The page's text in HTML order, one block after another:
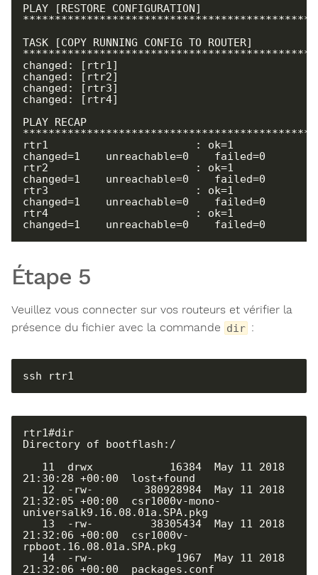
PLAY [RESTORE CONFIGURATION]
TASK [COPY RUNNING CONFIG TO ROUTER]
changed: [rtr1]
changed: [rtr2]
changed: [rtr3]
changed: [rtr4]
PLAY RECAP
rtr1                       : ok=1
changed=1    unreachable=0    failed=0
rtr2                       : ok=1
changed=1    unreachable=0    failed=0
rtr3                       : ok=1
changed=1    unreachable=0    failed=0
rtr4                       : ok=1
changed=1    unreachable=0    failed=0
Étape 5
Veuillez vous connecter sur vos routeurs et vérifier la
présence du fichier avec la commande dir :
ssh rtr1
rtr1#dir
Directory of bootflash:/
21:30:28 +00:00  lost+found
21:32:05 +00:00  csr1000v-mono-
universalk9.16.08.01a.SPA.pkg
21:32:06 +00:00  csr1000v-
rpboot.16.08.01a.SPA.pkg
21:32:06 +00:00  packages.conf